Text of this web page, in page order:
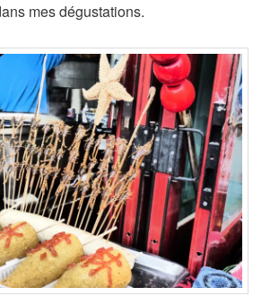
mes dégustations.